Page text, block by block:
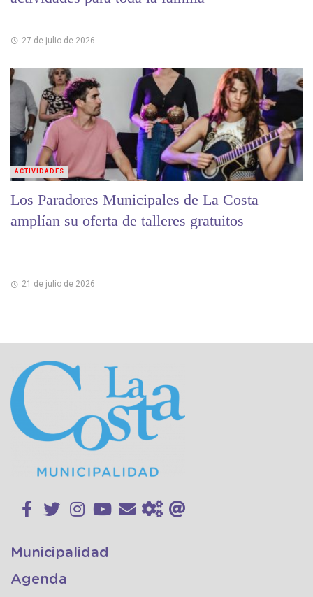
27 de julio de 2026
Los Paradores Municipales de La Costa
amplían su oferta de talleres gratuitos
21 de julio de 2026
ACTIVIDADES
Municipalidad
Agenda